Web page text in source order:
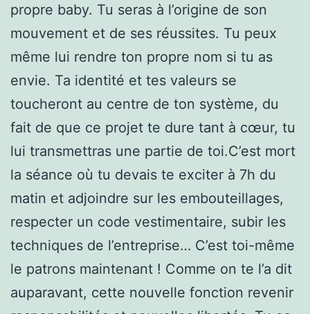
propre baby. Tu seras à l’origine de son
mouvement et de ses réussites. Tu peux
même lui rendre ton propre nom si tu as
envie. Ta identité et tes valeurs se
toucheront au centre de ton système, du
fait de que ce projet te dure tant à cœur, tu
lui transmettras une partie de toi.C’est mort
la séance où tu devais te exciter à 7h du
matin et adjoindre sur les embouteillages,
respecter un code vestimentaire, subir les
techniques de l’entreprise… C’est toi-même
le patrons maintenant ! Comme on te l’a dit
auparavant, cette nouvelle fonction revenir